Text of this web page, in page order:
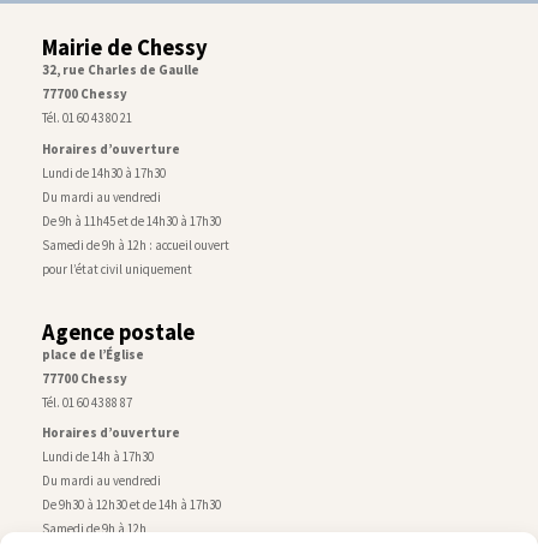
Mairie de Chessy
32, rue Charles de Gaulle
77700 Chessy
Tél. 01 60 43 80 21
Horaires d’ouverture
Lundi de 14h30 à 17h30
Du mardi au vendredi
De 9h à 11h45 et de 14h30 à 17h30
Samedi de 9h à 12h : accueil ouvert
pour l’état civil uniquement
Agence postale
place de l’Église
77700 Chessy
Tél. 01 60 43 88 87
Horaires d’ouverture
Lundi de 14h à 17h30
Du mardi au vendredi
De 9h30 à 12h30 et de 14h à 17h30
Samedi de 9h à 12h